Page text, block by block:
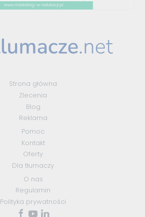
Strona główna
Zlecenia
Blog
Reklama
Pomoc
Kontakt
Oferty
Dla tłumaczy
O nas
Regulamin
Polityka prywatności